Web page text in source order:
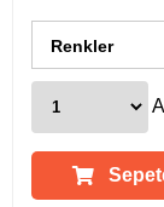
Renkler